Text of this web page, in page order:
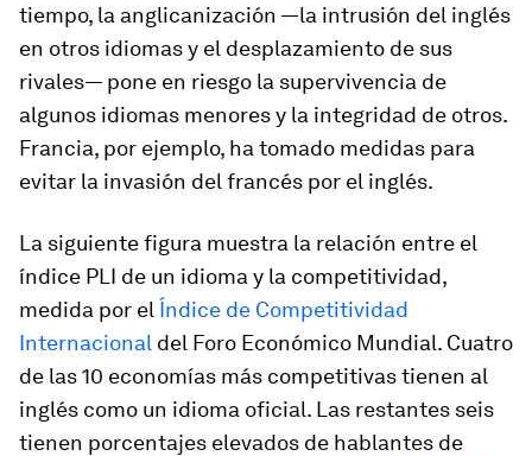
tiempo, la anglicanización —la intrusión del inglés
en otros idiomas y el desplazamiento de sus
rivales— pone en riesgo la supervivencia de
algunos idiomas menores y la integridad de otros.
Francia, por ejemplo, ha tomado medidas para
evitar la invasión del francés por el inglés.
La siguiente figura muestra la relación entre el
índice PLI de un idioma y la competitividad,
medida por el Índice de Competitividad
Internacional del Foro Económico Mundial. Cuatro
de las 10 economías más competitivas tienen al
inglés como un idioma oficial. Las restantes seis
tienen porcentajes elevados de hablantes de